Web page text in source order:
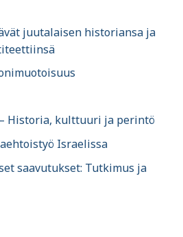
juutalaisen historiansa ja
Historia, kulttuuri ja perintö
Israelissa
saavutukset: Tutkimus ja